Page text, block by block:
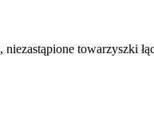
, niezastąpione towarzyszki